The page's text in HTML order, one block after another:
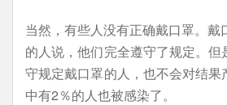
当然，有些人没有正确戴口罩。戴
的人说，他们完全遵守了规定。
守规定戴口罩的人，也不会对结果
中有2％的人也被感染了。